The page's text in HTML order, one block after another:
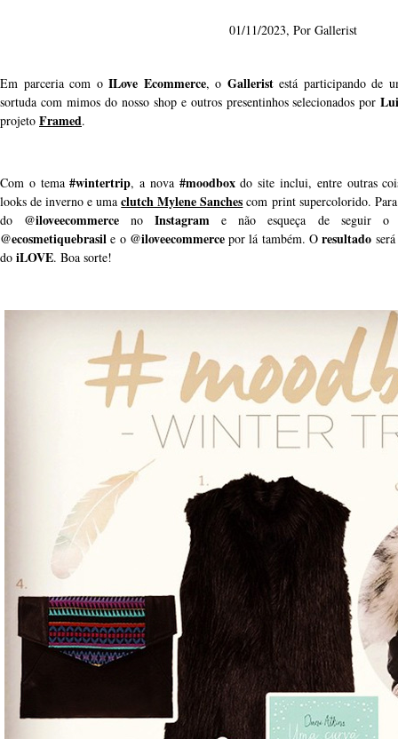
01/11/2023, Por Gallerist
Em parceria com o ILove Ecommerce, o Galleristestá participando de
sortuda com mimos do nosso shop e outros presentinhos selecionados por
projeto Framed.
Com o tema#wintertrip, a nova #moodboxdo site inclui, entre outras
looks de inverno e umaclutch Mylene Sanches com print supercolorido.
do @iloveecommerce noInstagram e não esqueça de seguir
@ecosmetiquebrasil e o @iloveecommercepor lá também. O resultado
do iLOVE. Boa sorte!